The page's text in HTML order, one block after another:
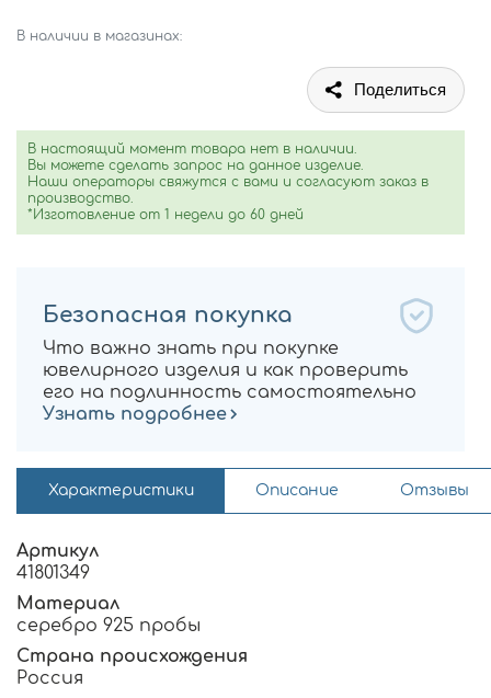
В наличии в магазинах:
Поделиться
В настоящий момент товара нет в наличии.
Вы можете сделать запрос на данное изделие.
Наши операторы свяжутся с вами и согласуют заказ в
производство.
*Изготовление от 1 недели до 60 дней
Безопасная покупка
Что важно знать при покупке
ювелирного изделия и как проверить
его на подлинность самостоятельно
Узнать подробнее
Характеристики Описание Отзывы
Артикул
41801349
Материал
серебро 925 пробы
Страна происхождения
Россия